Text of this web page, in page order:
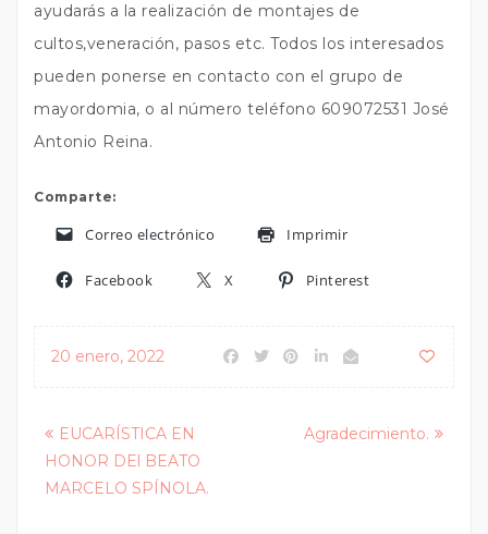
ayudarás a la realización de montajes de
cultos,veneración, pasos etc. Todos los interesados
pueden ponerse en contacto con el grupo de
mayordomia, o al número teléfono 609072531 José
Antonio Reina.
Comparte:
Correo electrónico Imprimir
Facebook X Pinterest
20 enero, 2022
Posts
navigation
EUCARÍSTICA EN
HONOR DEl BEATO
MARCELO SPÍNOLA.
Agradecimiento.